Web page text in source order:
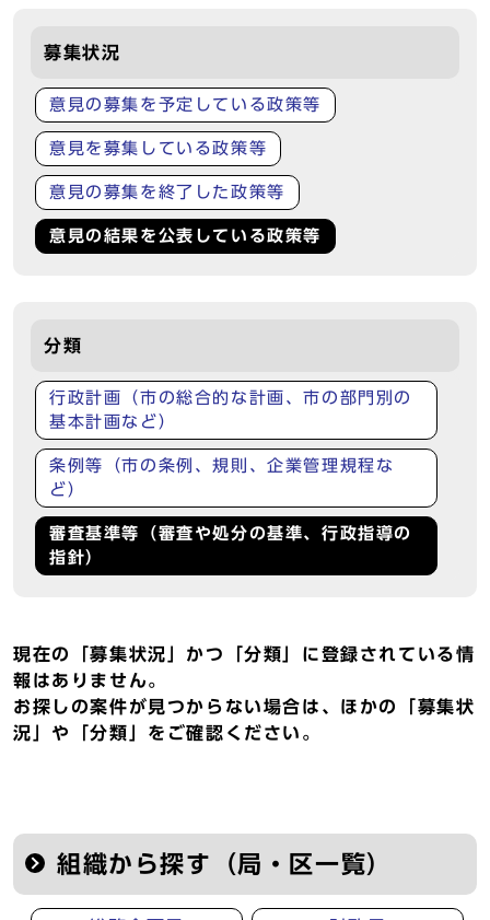
募集状況
意見の募集を予定している政策等
意見を募集している政策等
意見の募集を終了した政策等
意見の結果を公表している政策等
分類
行政計画（市の総合的な計画、市の部門別の
基本計画など）
条例等（市の条例、規則、企業管理規程な
ど）
審査基準等（審査や処分の基準、行政指導の
指針）
現在の「募集状況」かつ「分類」に登録されている情
報はありません。
お探しの案件が見つからない場合は、ほかの「募集状
況」や「分類」をご確認ください。
組織から探す（局・区一覧）